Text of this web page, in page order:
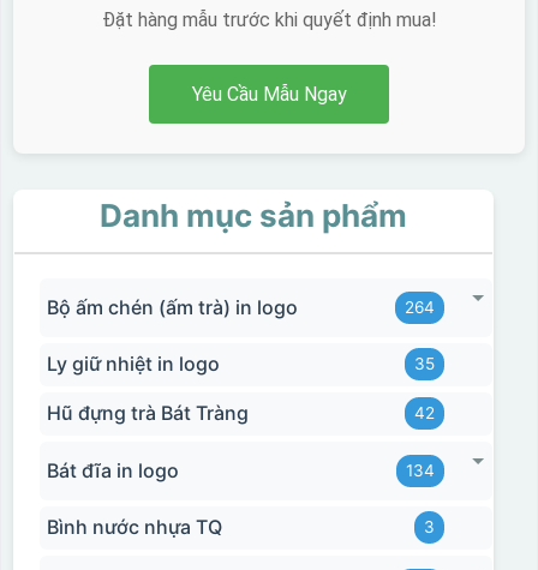
Đặt hàng mẫu trước khi quyết định mua!
Yêu Cầu Mẫu Ngay
Danh mục sản phẩm
Bộ ấm chén (ấm trà) in logo 264
Ly giữ nhiệt in logo 35
Hũ đựng trà Bát Tràng 42
Bát đĩa in logo 134
Bình nước nhựa TQ 3